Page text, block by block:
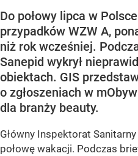
Do połowy lipca w
przypadków WZW A,
niż rok wcześniej.
Sanepid wykrył
obiektach. GIS
o zgłoszeniach w
dla branży beauty.
Główny Inspektorat
połowę wakacji. Podczas